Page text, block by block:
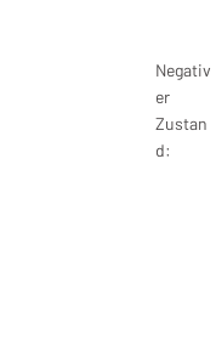
Negativ
er
Zustan
d: